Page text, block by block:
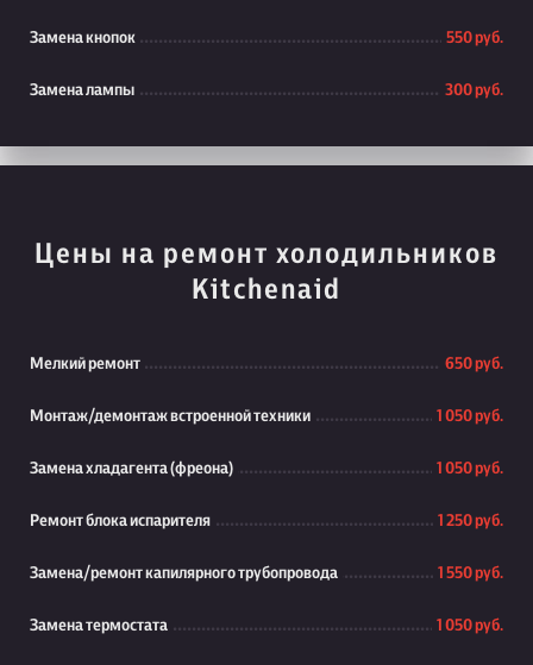
Замена кнопок 550 руб.
Замена лампы 300 руб.
Цены на ремонт холодильников
Kitchenaid
Мелкий ремонт 650 руб.
Монтаж/демонтаж встроенной техники 1 050 руб.
Замена хладагента (фреона) 1 050 руб.
Ремонт блока испарителя 1 250 руб.
Замена/ремонт капилярного трубопровода 1 550 руб.
Замена термостата 1 050 руб.